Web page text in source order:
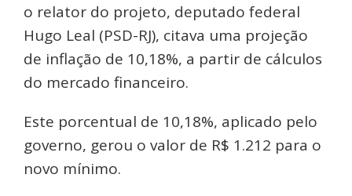
o relator do projeto, deputado federal
Hugo Leal (PSD-RJ), citava uma projeção
de inflação de 10,18%, a partir de cálculos
do mercado financeiro.
Este porcentual de 10,18%, aplicado pelo
governo, gerou o valor de R$ 1.212 para o
novo mínimo.